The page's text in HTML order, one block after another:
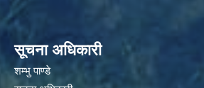
सूचना अधिकारी
शम्भु पाण्डे